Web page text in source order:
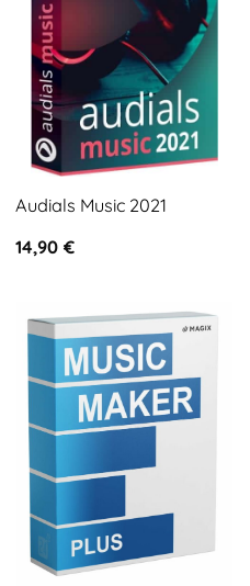
Audials Music 2021
14,90 €